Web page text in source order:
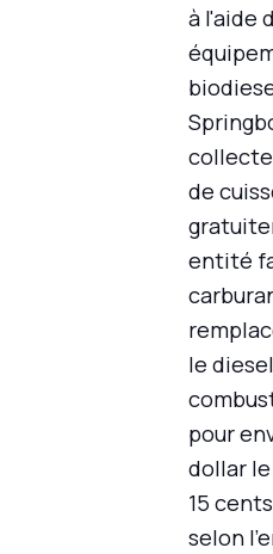
à l'aide
de
entité
le
pour
dollar
15
selon